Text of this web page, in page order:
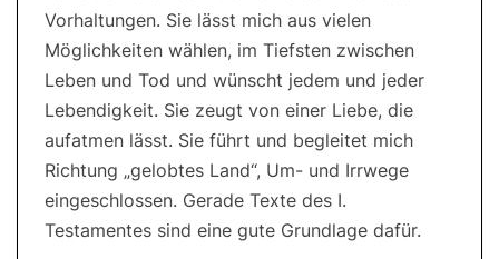
Leben
verstehen
Vorhaltungen. Sie lässt mich aus vielen
Möglichkeiten wählen, im Tiefsten zwischen
Leben und Tod und wünscht jedem und jeder
Lebendigkeit. Sie zeugt von einer Liebe, die
aufatmen lässt. Sie führt und begleitet mich
Richtung „gelobtes Land“, Um- und Irrwege
eingeschlossen. Gerade Texte des I.
Testamentes sind eine gute Grundlage dafür.